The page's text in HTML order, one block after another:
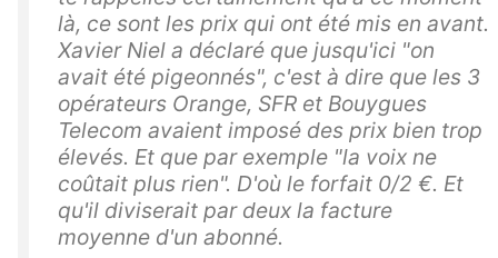
là, ce sont les prix qui ont été mis en avant.
Xavier Niel a déclaré que jusqu'ici "on
avait été pigeonnés", c'est à dire que les 3
opérateurs Orange, SFR et Bouygues
Telecom avaient imposé des prix bien trop
élevés. Et que par exemple "la voix ne
coûtait plus rien". D'où le forfait 0/2 €. Et
qu'il diviserait par deux la facture
moyenne d'un abonné.